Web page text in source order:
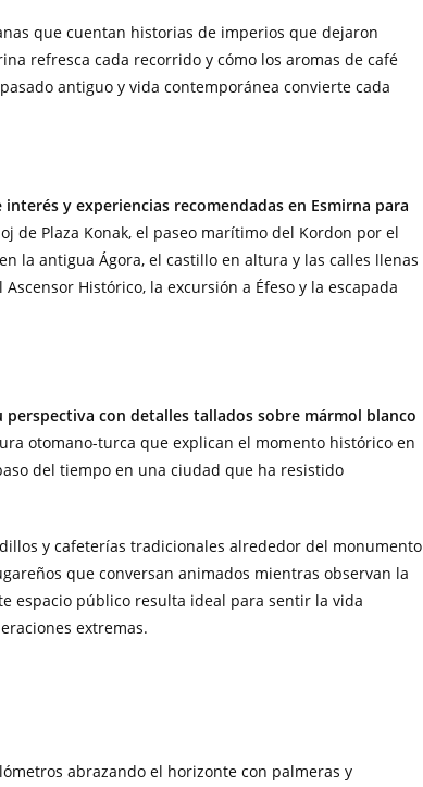
que cuentan historias de imperios que dejaron
refresca cada recorrido y cómo los aromas de café
antiguo y vida contemporánea convierte cada
y experiencias recomendadas en Esmirna para
de Plaza Konak, el paseo marítimo del Kordon por el
la antigua Ágora, el castillo en altura y las calles llenas
Histórico, la excursión a Éfeso y la escapada
con detalles tallados sobre mármol blanco
otomano-turca que explican el momento histórico en
del tiempo en una ciudad que ha resistido
y cafeterías tradicionales alrededor del monumento
que conversan animados mientras observan la
espacio público resulta ideal para sentir la vida
extremas.
abrazando el horizonte con palmeras y